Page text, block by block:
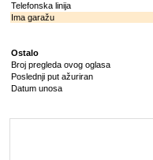
Telefonska linija
Ima garažu
Ostalo
Broj pregleda ovog oglasa
Poslednji put ažuriran
Datum unosa